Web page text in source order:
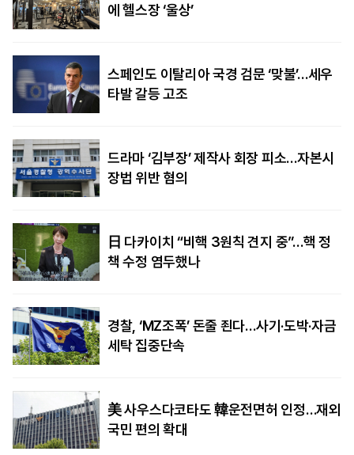
에 헬스장 ‘울상’
스페인도 이탈리아 국경 검문 ‘맞불’…세우
타발 갈등 고조
드라마 ‘김부장’ 제작사 회장 피소…자본시
장법 위반 혐의
日 다카이치 “비핵 3원칙 견지 중”…핵 정
책 수정 염두했나
경찰, ‘MZ조폭’ 돈줄 죈다…사기·도박·자금
세탁 집중단속
美 사우스다코타도 韓운전면허 인정…재외
국민 편의 확대